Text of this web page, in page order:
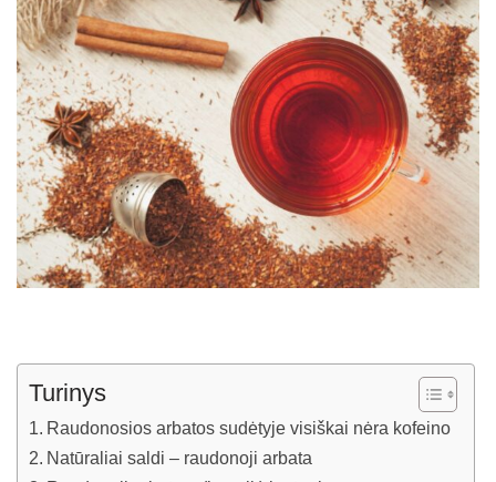
Turinys
Raudonosios arbatos sudėtyje visiškai nėra kofeino
Natūraliai saldi – raudonoji arbata